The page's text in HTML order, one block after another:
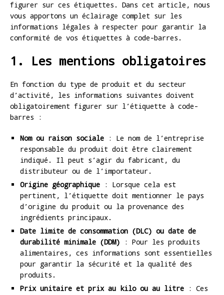
figurer sur ces étiquettes. Dans cet article, nous
vous apportons un éclairage complet sur les
informations légales à respecter pour garantir la
conformité de vos étiquettes à code-barres.
1. Les mentions obligatoires
En fonction du type de produit et du secteur
d’activité, les informations suivantes doivent
obligatoirement figurer sur l’étiquette à code-
barres :
Nom ou raison sociale : Le nom de l’entreprise
responsable du produit doit être clairement
indiqué. Il peut s’agir du fabricant, du
distributeur ou de l’importateur.
Origine géographique : Lorsque cela est
pertinent, l’étiquette doit mentionner le pays
d’origine du produit ou la provenance des
ingrédients principaux.
Date limite de consommation (DLC) ou date de
durabilité minimale (DDM) : Pour les produits
alimentaires, ces informations sont essentielles
pour garantir la sécurité et la qualité des
produits.
Prix unitaire et prix au kilo ou au litre : Ces